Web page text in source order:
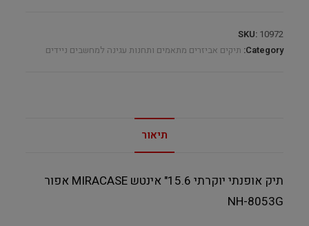
SKU: 10972
Category: תיקים אביזרים מתאמים ותחנות עגינה למחשבים ניידים
תיאור
תיק אופנתי יוקרתי 15.6" אינטש MIRACASE אפור
NH-8053G